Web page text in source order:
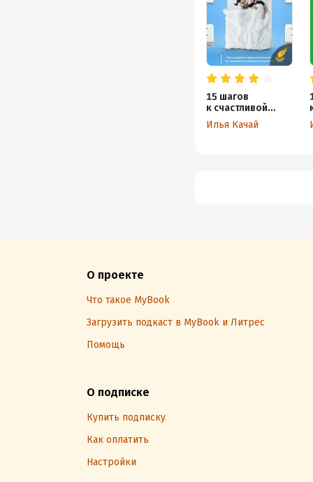
15 шагов
к счастливой
жизни без
беспокойства.
Илья Качай
О проекте
Что такое MyBook
Загрузить подкаст в MyBook и Литрес
Помощь
О подписке
Купить подписку
Как оплатить
Настройки